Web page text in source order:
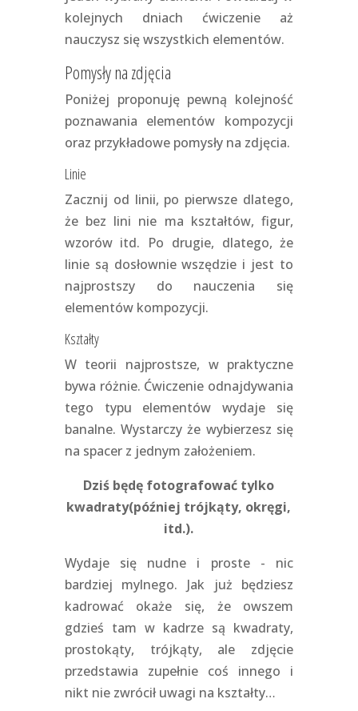
kolejnych dniach ćwiczenie aż
nauczysz się wszystkich elementów.
Pomysły na zdjęcia
Poniżej proponuję pewną kolejność
poznawania elementów kompozycji
oraz przykładowe pomysły na zdjęcia.
Linie
Zacznij od linii, po pierwsze dlatego,
że bez lini nie ma kształtów, figur,
wzorów itd. Po drugie, dlatego, że
linie są dosłownie wszędzie i jest to
najprostszy do nauczenia się
elementów kompozycji.
Kształty
W teorii najprostsze, w praktyczne
bywa różnie. Ćwiczenie odnajdywania
tego typu elementów wydaje się
banalne. Wystarczy że wybierzesz się
na spacer z jednym założeniem.
Dziś będę fotografować tylko
kwadraty(później trójkąty, okręgi,
itd.).
Wydaje się nudne i proste - nic
bardziej mylnego. Jak już będziesz
kadrować okaże się, że owszem
gdzieś tam w kadrze są kwadraty,
prostokąty, trójkąty, ale zdjęcie
przedstawia zupełnie coś innego i
nikt nie zwrócił uwagi na kształty…